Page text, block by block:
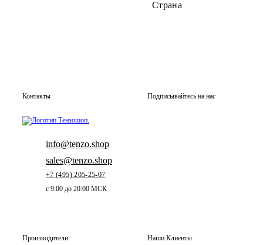
Страна
Контакты
info@tenzo.shop
sales@tenzo.shop
+7 (495) 205-25-07
с 9:00 до 20:00 МСК
Подписывайтесь на нас
Производители Наши Клиенты